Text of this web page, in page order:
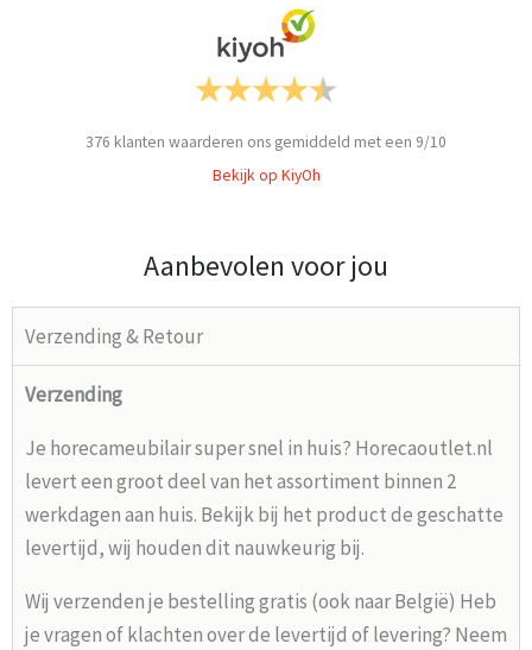
376 klanten waarderen ons gemiddeld met een 9/10
Bekijk op KiyOh
Aanbevolen voor jou
Verzending & Retour
Verzending
Je horecameubilair super snel in huis? Horecaoutlet.nl
levert een groot deel van het assortiment binnen 2
werkdagen aan huis. Bekijk bij het product de geschatte
levertijd, wij houden dit nauwkeurig bij.
Wij verzenden je bestelling gratis (ook naar België) Heb
je vragen of klachten over de levertijd of levering? Neem